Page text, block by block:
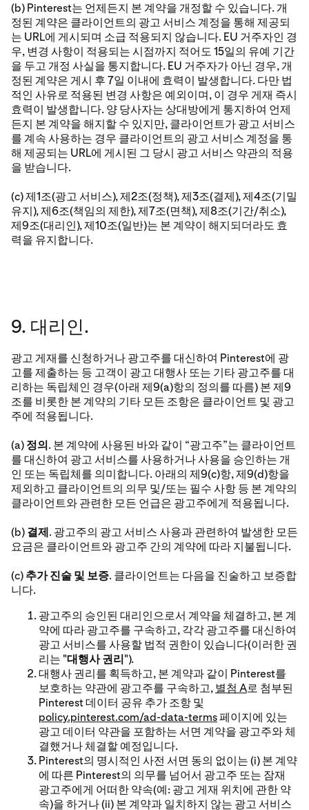
(b) Pinterest는 언제든지 본 계약을 개정할 수 있습니다. 개
정된 계약은 클라이언트의 광고 서비스 계정을 통해 제공되
는 URL에 게시되며 소급 적용되지 않습니다. EU 거주자인 경
우, 변경 사항이 적용되는 시점까지 적어도 15일의 유예 기간
을 두고 개정 사실을 통지합니다. EU 거주자가 아닌 경우, 개
정된 계약은 게시 후 7일 이내에 효력이 발생합니다. 다만 법
적인 사유로 적용된 변경 사항은 예외이며, 이 경우 게재 즉시
효력이 발생합니다. 양 당사자는 상대방에게 통지하여 언제
든지 본 계약을 해지할 수 있지만, 클라이언트가 광고 서비스
를 계속 사용하는 경우 클라이언트의 광고 서비스 계정을 통
해 제공되는 URL에 게시된 그 당시 광고 서비스 약관의 적용
을 받습니다.
(c) 제1조(광고 서비스), 제2조(정책), 제3조(결제), 제4조(기밀
유지), 제6조(책임의 제한), 제7조(면책), 제8조(기간/취소),
제9조(대리인), 제10조(일반)는 본 계약이 해지되더라도 효
력을 유지합니다.
9. 대리인.
광고 게재를 신청하거나 광고주를 대신하여 Pinterest에 광
고를 제출하는 등 고객이 광고 대행사 또는 기타 광고주를 대
리하는 독립체인 경우(아래 제9(a)항의 정의를 따름) 본 제9
조를 비롯한 본 계약의 기타 모든 조항은 클라이언트 및 광고
주에 적용됩니다.
(a) 정의 . 본 계약에 사용된 바와 같이 “광고주”는 클라이언트
를 대신하여 광고 서비스를 사용하거나 사용을 승인하는 개
인 또는 독립체를 의미합니다. 아래의 제9(c)항, 제9(d)항을
제외하고 클라이언트의 의무 및/또는 필수 사항 등 본 계약의
클라이언트와 관련한 모든 언급은 광고주에게 적용됩니다.
(b) 결제 . 광고주의 광고 서비스 사용과 관련하여 발생한 모든
요금은 클라이언트와 광고주 간의 계약에 따라 지불됩니다.
(c) 추가 진술 및 보증. 클라이언트는 다음을 진술하고 보증합
니다.
광고주의 승인된 대리인으로서 계약을 체결하고, 본 계
약에 따라 광고주를 구속하고, 각각 광고주를 대신하여
광고 서비스를 사용할 법적 권한이 있습니다(이러한 권
리는 "대행사 권리 ").
대행사 권리를 획득하고, 본 계약과 같이 Pinterest를
보호하는 약관에 광고주를 구속하고, 별첨 A로 첨부된
Pinterest 데이터 공유 추가 조항 및
policy.pinterest.com/ad-data-terms페이지에 있는
광고 데이터 약관을 포함하는 서면 계약을 광고주와 체
결했거나 체결할 예정입니다.
Pinterest의 명시적인 사전 서면 동의 없이는 (i) 본 계약
에 따른 Pinterest의 의무를 넘어서 광고주 또는 잠재
광고주에게 어떠한 약속(예: 광고 게재 위치에 관한 약
속)을 하거나 (ii) 본 계약과 일치하지 않는 광고 서비스